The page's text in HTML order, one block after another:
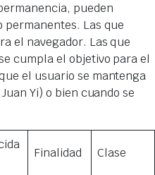
pueden
permanentes. Las que
el navegador. Las que
cumpla el objetivo para el
el usuario se mantenga
Yi) o bien cuando se
Finalidad Clase